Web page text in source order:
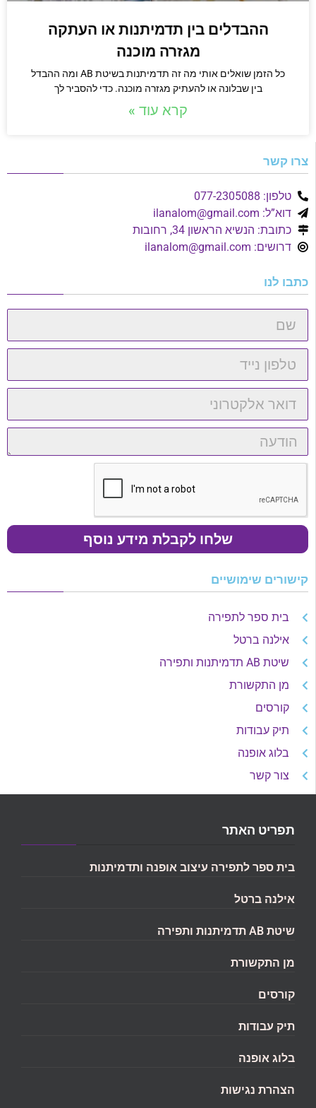
ההבדלים בין תדמיתנות או העתקה
מגזרה מוכנה
כל הזמן שואלים אותי מה זה תדמיתנות בשיטת AB ומה ההבדל
בין שבלונה או להעתיק מגזרה מוכנה. כדי להסביר לך
קרא עוד »
צרו קשר
טלפון: 077-2305088
דוא”ל: ilanalom@gmail.com
כתובת: הנשיא הראשון 34, רחובות
דרושים: ilanalom@gmail.com
כתבו לנו
שלחו לקבלת מידע נוסף
קישורים שימושיים
בית ספר לתפירה
אילנה ברטל
שיטת AB תדמיתנות ותפירה
מן התקשורת
קורסים
תיק עבודות
בלוג אופנה
צור קשר
תפריט האתר
בית ספר לתפירה עיצוב אופנה ותדמיתנות
אילנה ברטל
שיטת AB תדמיתנות ותפירה
מן התקשורת
קורסים
תיק עבודות
בלוג אופנה
הצהרת נגישות